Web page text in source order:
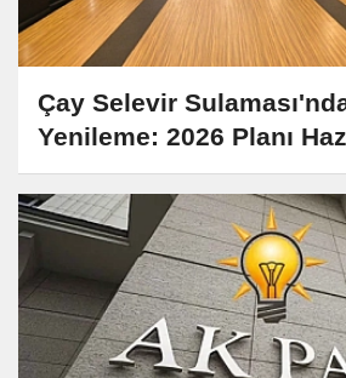
Çay Selevir
Yenileme: 2026 Planı